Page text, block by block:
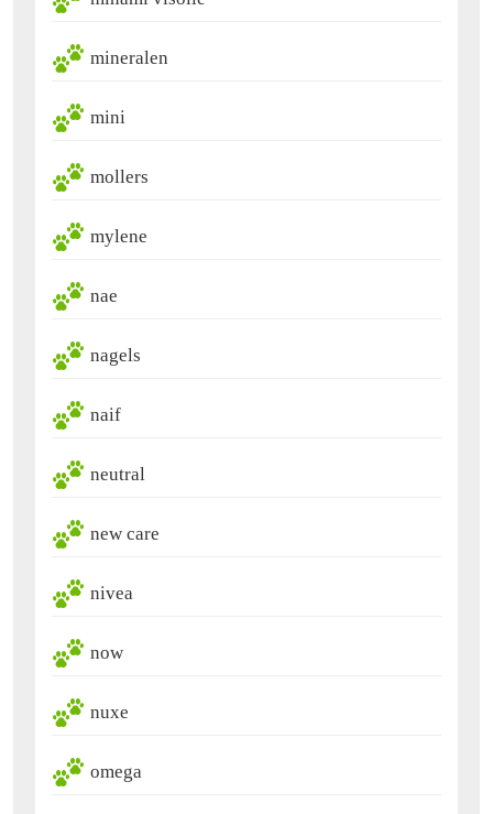
mineralen
mini
mollers
mylene
nae
nagels
naif
neutral
new care
nivea
now
nuxe
omega